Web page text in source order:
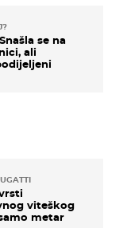
se na
ali
viteškog
metar